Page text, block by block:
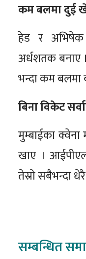
कम बलमा दुई
हेड र अभिषेक
अर्धशतक
भन्दा कम बलमा
बिना विकेट
मुम्बाईका
खाए ।
तेस्रो सबैभन्दा
सम्बन्धित